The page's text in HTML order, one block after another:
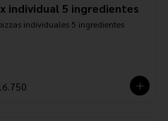
individual 5 ingredientes
individuales 5 ingredientes